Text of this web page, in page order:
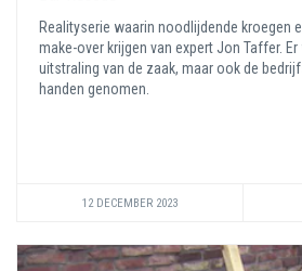
Realityserie waarin noodlijdende kroegen
make-over krijgen van expert Jon Taffer.
uitstraling van de zaak, maar ook de
handen genomen.
12 DECEMBER 2023